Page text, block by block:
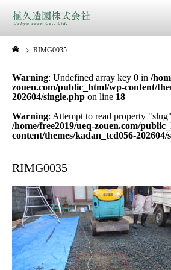
RIMG0035
Warning: Undefined array key 0 in /
zouen.com/public_html/wp-content/
202604/single.php on line 18
Warning: Attempt to read property
/home/free2019/ueq-zouen.com/
content/themes/kadan_tcd056-202604/
RIMG0035